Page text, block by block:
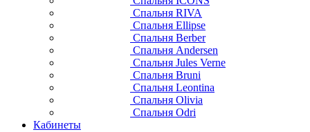
Спальня RIVA
Спальня Ellipse
Спальня Berber
Спальня Andersen
Спальня Jules Verne
Спальня Bruni
Спальня Leontina
Спальня Olivia
Спальня Odri
Кабинеты